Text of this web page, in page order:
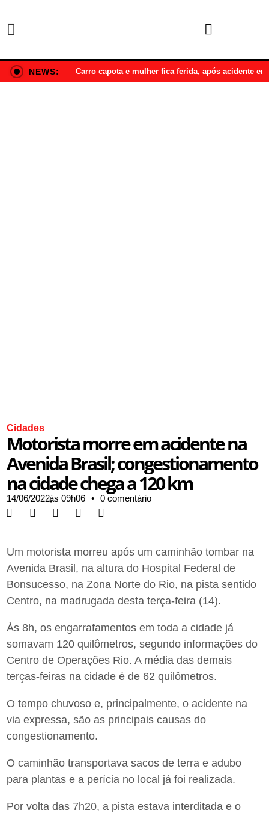
NEWS: Carro capota e mulher fica ferida, após acidente
Cidades
Motorista morre em acidente na
Avenida Brasil; congestionamento
na cidade chega a 120 km
14/06/2022,às 09h06 • 0 comentário
Um motorista morreu após um caminhão tombar na
Avenida Brasil, na altura do Hospital Federal de
Bonsucesso, na Zona Norte do Rio, na pista sentido
Centro, na madrugada desta terça-feira (14).
Às 8h, os engarrafamentos em toda a cidade já
somavam 120 quilômetros, segundo informações do
Centro de Operações Rio. A média das demais
terças-feiras na cidade é de 62 quilômetros.
O tempo chuvoso e, principalmente, o acidente na
via expressa, são as principais causas do
congestionamento.
O caminhão transportava sacos de terra e adubo
para plantas e a perícia no local já foi realizada.
Por volta das 7h20, a pista estava interditada e o